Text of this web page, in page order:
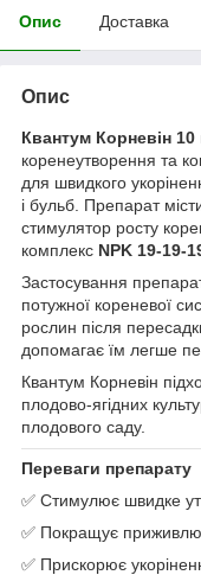
Опис Доставка
Опис
Квантум Корневін 10
коренеутворення та
для швидкого
і бульб. Препарат
стимулятор росту
комплекс NPK 19-19-
Застосування
потужної кореневої
рослин після
допомагає їм легше
Квантум Корневін
плодово-ягідних
плодового саду.
Переваги препарату
✅ Стимулює швидке
✅ Покращує
✅ Прискорює